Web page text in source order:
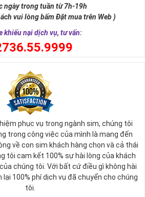
ngày trong tuần từ 7h-19h
vui lòng bấm Đặt mua trên Web )
khiếu nại dịch vụ, tư vấn:
phục vụ trong ngành sim, chúng tôi
trong công việc của mình là mang đến
về con sim khách hàng chọn và cả thái
tôi cam kết 100% sự hài lòng của khách
chúng tôi. Với bất cứ điều gì không hài
lại 100% phí dịch vụ đã chuyển cho chúng
tôi.